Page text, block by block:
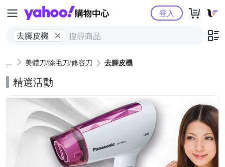
Yahoo購物中心
去腳皮機
登入
美體刀/除毛刀/修容刀 去腳皮機
精選活動